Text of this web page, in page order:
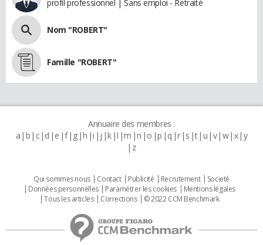
profil professionnel | Sans emploi - Retraité
Nom "ROBERT"
Famille "ROBERT"
Annuaire des membres :
a b c d e f g h i j k l m n o p q r s t u v w x y
z
Qui sommes nous Contact Publicité Recrutement
Societé
Données personnelles
Paramétrer les cookies
Mentions légales
Tous les articles
Corrections © 2022 CCM Benchmark